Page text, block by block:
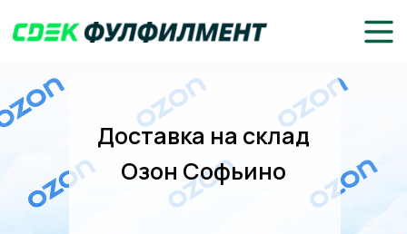
Доставка на склад
Озон Софьино